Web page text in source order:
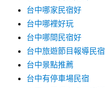
台中哪家民宿好
台中哪裡好玩
台中哪間民宿好
台中旅遊節目報導民宿
台中景點推薦
台中有停車場民宿